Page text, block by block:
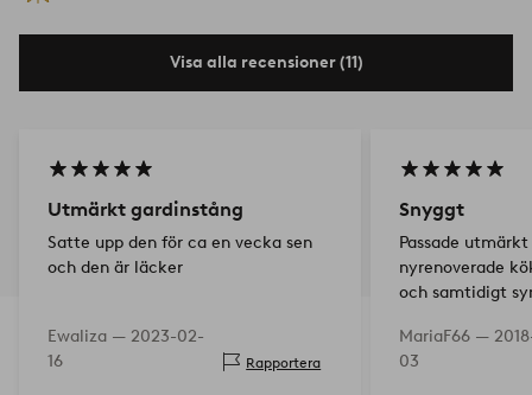
Visa alla recensioner (11)
Utmärkt gardinstång
Satte upp den för ca en vecka sen
och den är läcker
Ewaliza — 2023-02-
16
Rapportera
Snyggt
Passade
nyrenoverade
och samtidigt
MariaF66 —
03